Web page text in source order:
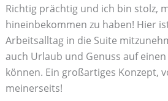
Richtig prächtig und ich bin stolz,
hineinbekommen zu haben! Hier
Arbeitsalltag in die Suite
auch Urlaub und Genuss auf
können. Ein großartiges Konzept,
meinerseits!